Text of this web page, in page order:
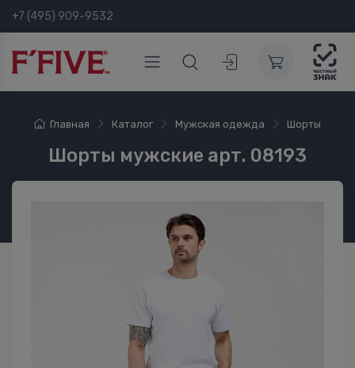
+7 (495) 909-9532
Главная Каталог Мужская одежда Шорты
Шорты мужские арт. 08193